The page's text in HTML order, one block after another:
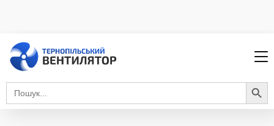
Search
for:
Search Button